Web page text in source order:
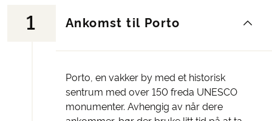
1 Ankomst til Porto
Porto, en vakker by med et historisk
sentrum med over 150 freda UNESCO
monumenter. Avhengig av når dere